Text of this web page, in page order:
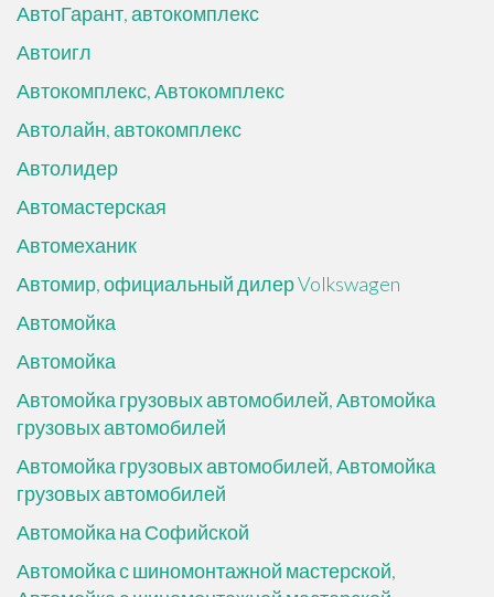
АвтоГарант, автокомплекс
Автоигл
Автокомплекс, Автокомплекс
Автолайн, автокомплекс
Автолидер
Автомастерская
Автомеханик
Автомир, официальный дилер Volkswagen
Автомойка
Автомойка
Автомойка грузовых автомобилей, Автомойка
грузовых автомобилей
Автомойка грузовых автомобилей, Автомойка
грузовых автомобилей
Автомойка на Софийской
Автомойка с шиномонтажной мастерской,